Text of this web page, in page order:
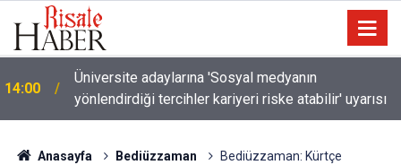
11:02
Türkiye-Suudi Arabistan-Pakistan Anlaşması ve
Said Nursi'nin sevinci
Anasayfa Bediüzzaman
Bediüzzaman: Kürtçe